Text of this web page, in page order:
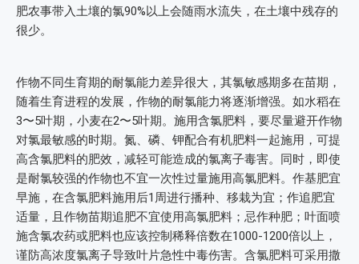
肥农事带入土壤的氯90%以上会随雨水流失，在土壤中残存的
很少。
作物不同生育期的耐氯能力差异很大，其氯敏感期多在苗期，
随着生育进程的发展，作物的耐氯能力将逐渐增强。如水稻在
3〜5叶期，小麦在2〜5叶期。施用含氯肥料，要尽量避开作物
对氯最敏感的时期。氮、磷、钾配合有机肥料一起施用，可提
高含氯肥料的肥效，减轻可能造成的氯离子毒害。同时，即使
是耐氯较强的作物也不宜一次性过量施用高氯肥料。作基肥宜
早施，在含氯肥料施用后1周进行播种、移栽为宜；作追肥宜
适量，且作物苗期追肥不宜使用高氯肥料；忌作种肥；叶面喷
施含氯农药或肥料也应该控制稀释倍数在1000-1200倍以上，
谨防高浓度氯离子导致叶片急性中毒伤害。含氯肥料可采用撒